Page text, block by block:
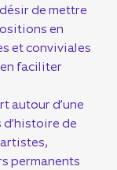
de mettre
en
et conviviales
faciliter
autour d’une
de
permanents